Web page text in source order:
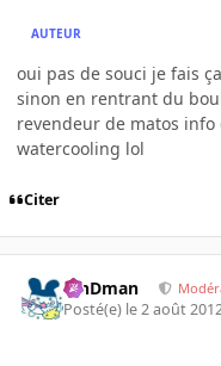
AUTEUR
oui pas de souci je fais ça
sinon en rentrant du
revendeur de matos
watercooling lol
Citer
RinDman
Posté(e) le 2 août